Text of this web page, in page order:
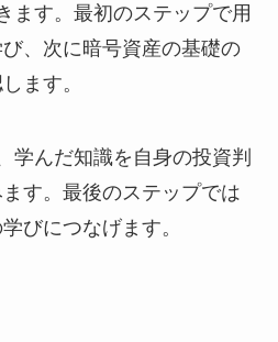
ます。最初のステップで用
、次に暗号資産の基礎の
ます。
学んだ知識を自身の投資判
す。最後のステップでは
びにつなげます。